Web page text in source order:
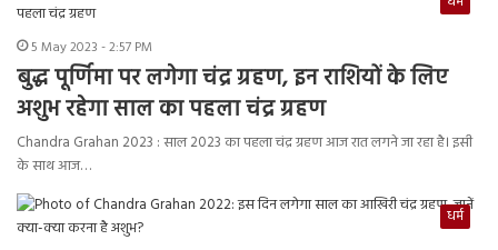
5 May 2023 - 2:57 PM
बुद्ध पूर्णिमा पर लगेगा चंद्र ग्रहण, इन राशियों के लिए
अशुभ रहेगा साल का पहला चंद्र ग्रहण
Chandra Grahan 2023 : साल 2023 का पहला चंद्र ग्रहण आज रात लगने जा रहा है। इसी
के साथ आज…
धर्म